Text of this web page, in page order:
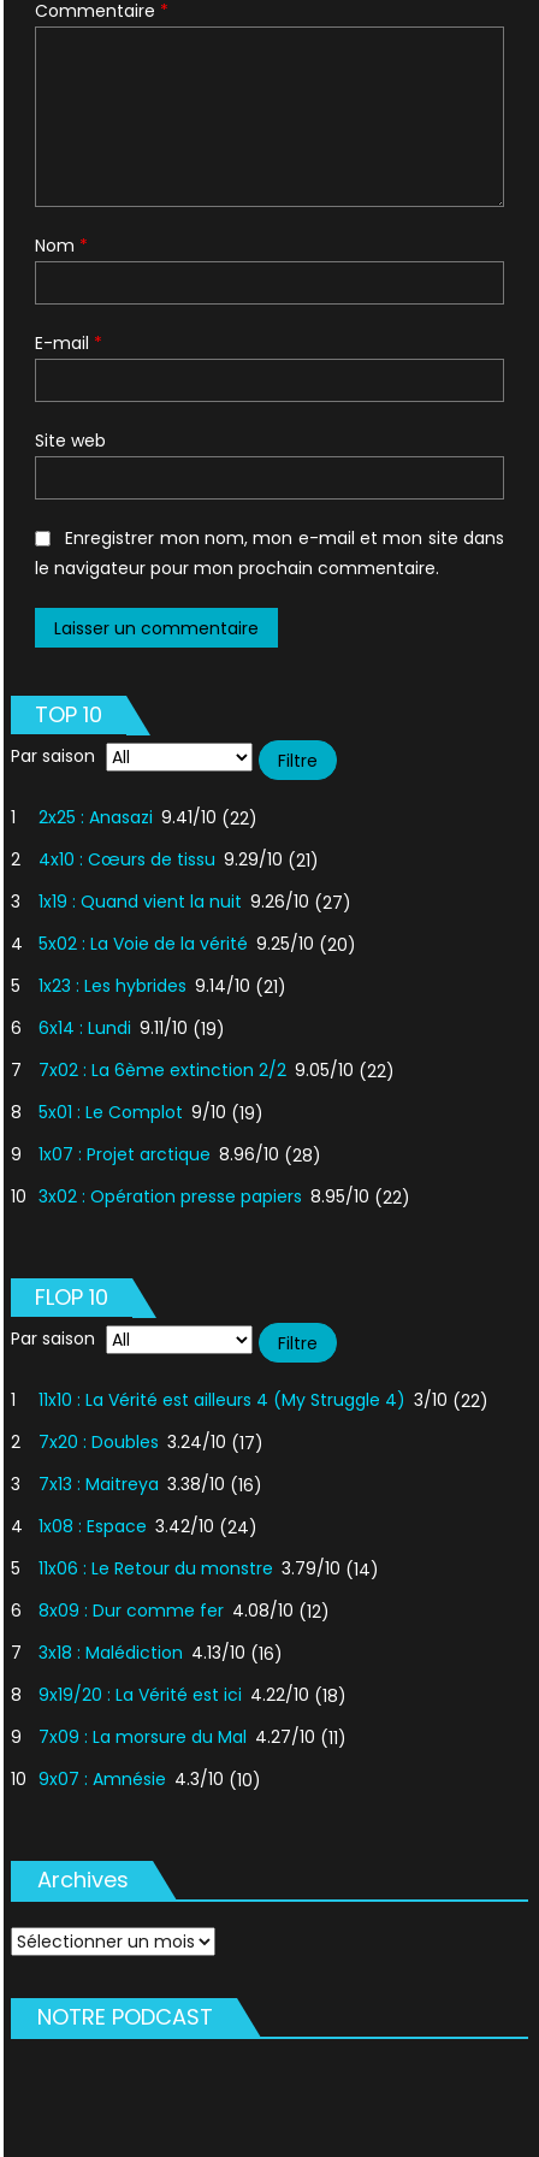
Commentaire *
Nom *
E-mail *
Site web
Enregistrer mon nom, mon e-mail et mon site dans
le navigateur pour mon prochain commentaire.
TOP 10
Par saison
1 2x25 : Anasazi 9.41/10 (22)
2
4x10 : Cœurs de tissu 9.29/10 (21)
3
1x19 : Quand vient la nuit 9.26/10 (27)
4
5x02 : La Voie de la vérité 9.25/10 (20)
5
1x23 : Les hybrides 9.14/10 (21)
6
6x14 : Lundi 9.11/10 (19)
7
7x02 : La 6ème extinction 2/2 9.05/10 (22)
8
5x01 : Le Complot 9/10 (19)
9
1x07 : Projet arctique 8.96/10 (28)
10 3x02 : Opération presse papiers 8.95/10 (22)
FLOP 10
Par saison
1 11x10 : La Vérité est ailleurs 4 (My Struggle 4) 3/10 (22)
2
7x20 : Doubles 3.24/10 (17)
3
7x13 : Maitreya 3.38/10 (16)
4
1x08 : Espace 3.42/10 (24)
5
11x06 : Le Retour du monstre 3.79/10 (14)
6
8x09 : Dur comme fer 4.08/10 (12)
7
3x18 : Malédiction 4.13/10 (16)
8
9x19/20 : La Vérité est ici 4.22/10 (18)
9
7x09 : La morsure du Mal 4.27/10 (11)
10 9x07 : Amnésie 4.3/10 (10)
Archives
Archives
NOTRE PODCAST